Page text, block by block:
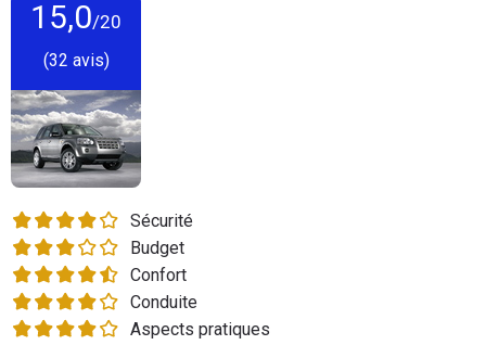
d'achat
Electriques
Utilitaires
Flottes
Services
Forum
15,0/20
(32 avis)
Sécurité
Budget
Confort
Conduite
Aspects pratiques